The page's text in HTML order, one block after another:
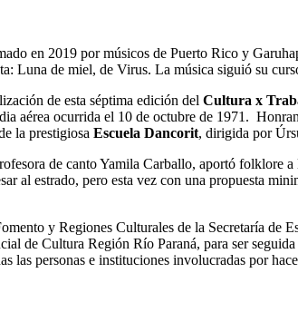
en 2019 por músicos de Puerto Rico y
Luna de miel, de Virus. La música siguió su
de esta séptima edición del Cultura x
aérea ocurrida el 10 de octubre de 1971.
la prestigiosa Escuela Dancorit, dirigida por
de canto Yamila Carballo, aportó folklore
al estrado, pero esta vez con una propuesta
y Regiones Culturales de la Secretaría
de Cultura Región Río Paraná, para ser
las personas e instituciones involucradas por